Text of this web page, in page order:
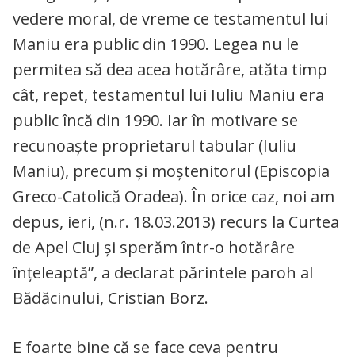
vedere moral, de vreme ce testamentul lui
Maniu era public din 1990. Legea nu le
permitea să dea acea hotărâre, atăta timp
cât, repet, testamentul lui Iuliu Maniu era
public încă din 1990. Iar în motivare se
recunoaşte proprietarul tabular (Iuliu
Maniu), precum şi moştenitorul (Episcopia
Greco-Catolică Oradea). În orice caz, noi am
depus, ieri, (n.r. 18.03.2013) recurs la Curtea
de Apel Cluj şi sperăm într-o hotărâre
înţeleaptă”, a declarat părintele paroh al
Bădăcinului, Cristian Borz.
E foarte bine că se face ceva pentru